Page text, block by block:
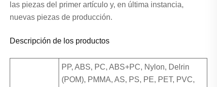
las piezas del primer artículo y, en última instancia,
nuevas piezas de producción.
Descripción de los productos
PP, ABS, PC, ABS+PC, Nylon, Delrin
(POM), PMMA, AS, PS, PE, PET, PVC,